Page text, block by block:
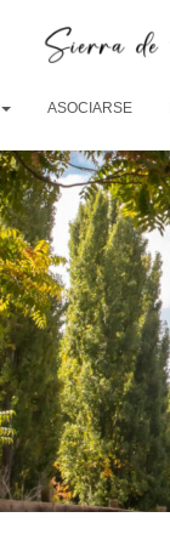
ASOCIARSE